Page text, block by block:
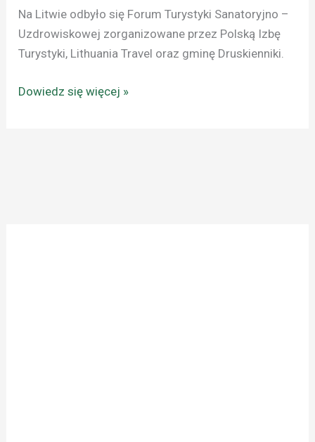
Na Litwie odbyło się Forum Turystyki Sanatoryjno –
Uzdrowiskowej zorganizowane przez Polską Izbę
Turystyki, Lithuania Travel oraz gminę Druskienniki.
PIT
Dowiedz się więcej »